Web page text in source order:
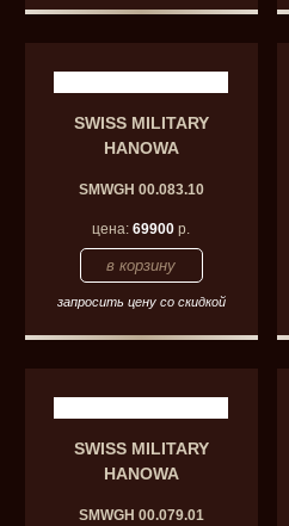
SWISS MILITARY
HANOWA
SMWGH 00.083.10
цена:69900 р.
запросить цену со скидкой
SWISS MILITARY
HANOWA
SMWGH 00.079.01